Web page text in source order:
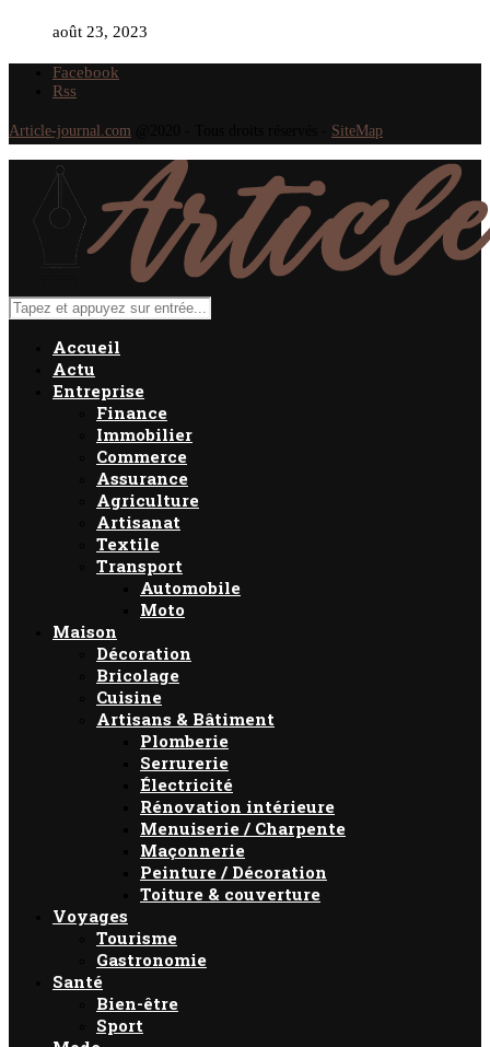
août 23, 2023
Facebook
Rss
Article-journal.com SiteMap
Accueil
Actu
Entreprise
Finance
Immobilier
Commerce
Assurance
Agriculture
Artisanat
Textile
Transport
Automobile
Moto
Maison
Décoration
Bricolage
Cuisine
Artisans & Bâtiment
Plomberie
Serrurerie
Électricité
Rénovation intérieure
Menuiserie / Charpente
Maçonnerie
Peinture / Décoration
Toiture & couverture
Voyages
Tourisme
Gastronomie
Santé
Bien-être
Sport